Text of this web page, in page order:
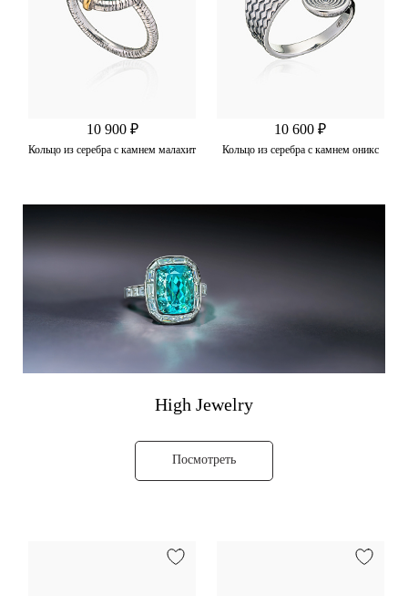
10 900 ₽
Кольцо из серебра с камнем малахит
10 600 ₽
Кольцо из серебра с камнем оникс
High Jewelry
Посмотреть